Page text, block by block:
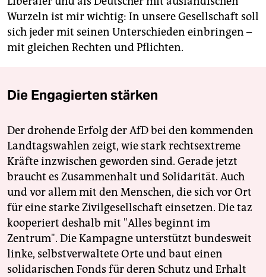
Wurzeln ist mir wichtig: In unsere Gesellschaft soll
sich jeder mit seinen Unterschieden einbringen –
mit gleichen Rechten und Pflichten.
Die Engagierten stärken
Der drohende Erfolg der AfD bei den kommenden
Landtagswahlen zeigt, wie stark rechtsextreme
Kräfte inzwischen geworden sind. Gerade jetzt
braucht es Zusammenhalt und Solidarität. Auch
und vor allem mit den Menschen, die sich vor Ort
für eine starke Zivilgesellschaft einsetzen. Die taz
kooperiert deshalb mit "Alles beginnt im
Zentrum". Die Kampagne unterstützt bundesweit
linke, selbstverwaltete Orte und baut einen
solidarischen Fonds für deren Schutz und Erhalt